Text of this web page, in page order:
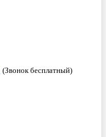
(Звонок бесплатный)